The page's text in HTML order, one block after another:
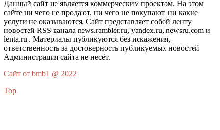
Данный сайт не является коммерческим проектом. На этом
сайте ни чего не продают, ни чего не покупают, ни какие
услуги не оказываются. Сайт представляет собой ленту
новостей RSS канала news.rambler.ru, yandex.ru, newsru.com и
lenta.ru . Материалы публикуются без искажения,
ответственность за достоверность публикуемых новостей
Администрация сайта не несёт.
Сайт от bmb1 @ 2022
Top